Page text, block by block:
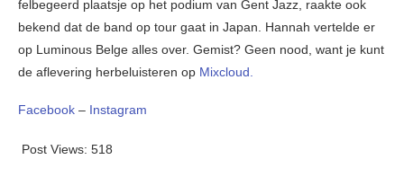
felbegeerd plaatsje op het podium van Gent Jazz, raakte ook
bekend dat de band op tour gaat in Japan. Hannah vertelde er
op Luminous Belge alles over. Gemist? Geen nood, want je kunt
de aflevering herbeluisteren op Mixcloud.
Facebook – Instagram
Post Views: 518